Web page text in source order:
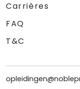
Carrières
FAQ
T&C